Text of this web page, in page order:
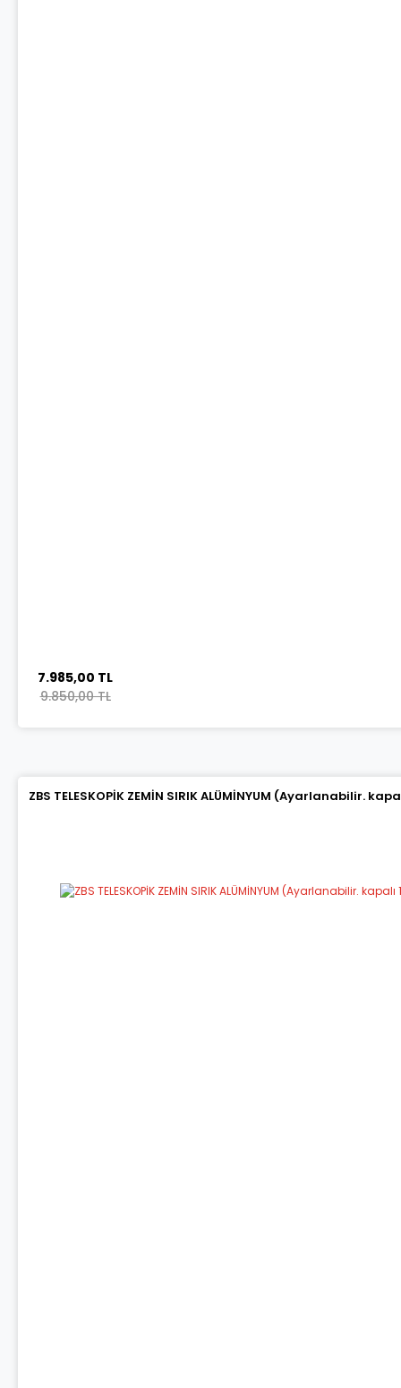
7.985,00 TL
9.850,00 TL
ZBS TELESKOPİK ZEMİN SIRIK ALÜMİNYUM (Ayarlanabilir.